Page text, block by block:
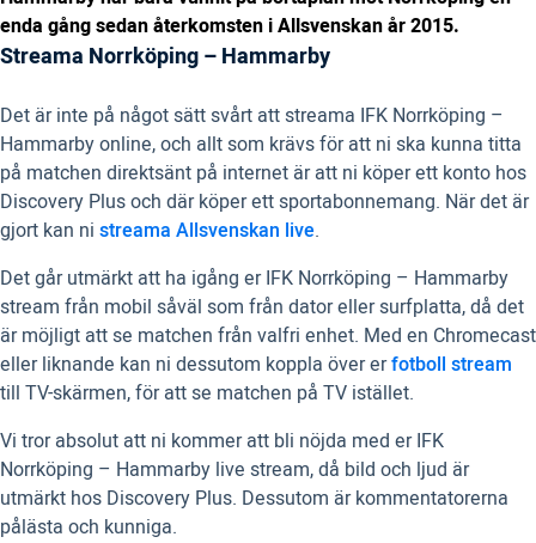
enda gång sedan återkomsten i Allsvenskan år 2015.
Streama Norrköping – Hammarby
Det är inte på något sätt svårt att streama IFK Norrköping –
Hammarby online, och allt som krävs för att ni ska kunna titta
på matchen direktsänt på internet är att ni köper ett konto hos
Discovery Plus och där köper ett sportabonnemang. När det är
gjort kan ni streama Allsvenskan live.
Det går utmärkt att ha igång er IFK Norrköping – Hammarby
stream från mobil såväl som från dator eller surfplatta, då det
är möjligt att se matchen från valfri enhet. Med en Chromecast
eller liknande kan ni dessutom koppla över erfotboll stream
till TV-skärmen, för att se matchen på TV istället.
Vi tror absolut att ni kommer att bli nöjda med er IFK
Norrköping – Hammarby live stream, då bild och ljud är
utmärkt hos Discovery Plus. Dessutom är kommentatorerna
pålästa och kunniga.